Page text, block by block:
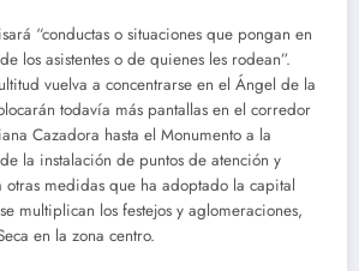
“conductas o situaciones que pongan en
los asistentes o de quienes les rodean”.
vuelva a concentrarse en el Ángel de la
todavía más pantallas en el corredor
Cazadora hasta el Monumento a la
la instalación de puntos de atención y
otras medidas que ha adoptado la capital
multiplican los festejos y aglomeraciones,
en la zona centro.